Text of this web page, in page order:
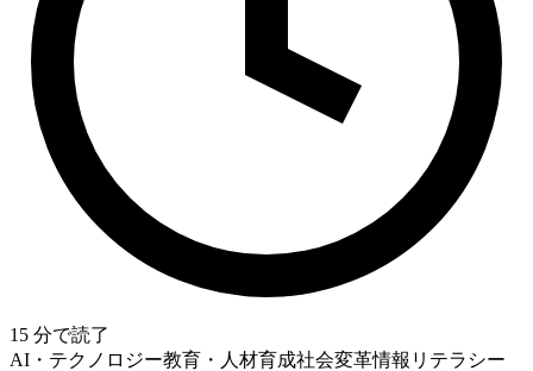
15 分で読了
AI・テクノロジー教育・人材育成社会変革情報リテラシー